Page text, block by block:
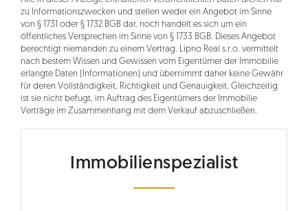
zu Informationszwecken und stellen weder ein Angebot im Sinne
von § 1731 oder § 1732 BGB dar, noch handelt es sich um ein
öffentliches Versprechen im Sinne von § 1733 BGB. Dieses Angebot
berechtigt niemanden zu einem Vertrag. Lipno Real s.r.o. vermittelt
nach bestem Wissen und Gewissen vom Eigentümer der Immobilie
erlangte Daten (Informationen) und übernimmt daher keine Gewähr
für deren Vollständigkeit, Richtigkeit und Genauigkeit. Gleichzeitig
ist sie nicht befugt, im Auftrag des Eigentümers der Immobilie
Verträge im Zusammenhang mit dem Verkauf abzuschließen.
Immobilienspezialist